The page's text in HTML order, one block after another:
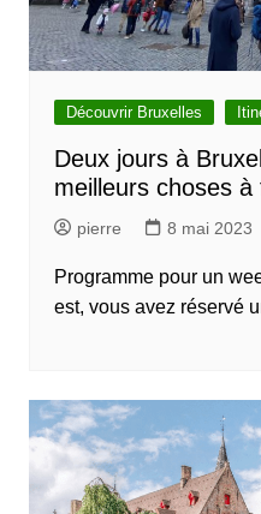
Découvrir Bruxelles
Deux jours à
meilleurs choses à
pierre 8 mai 2023
Programme pour un
est, vous avez réservé